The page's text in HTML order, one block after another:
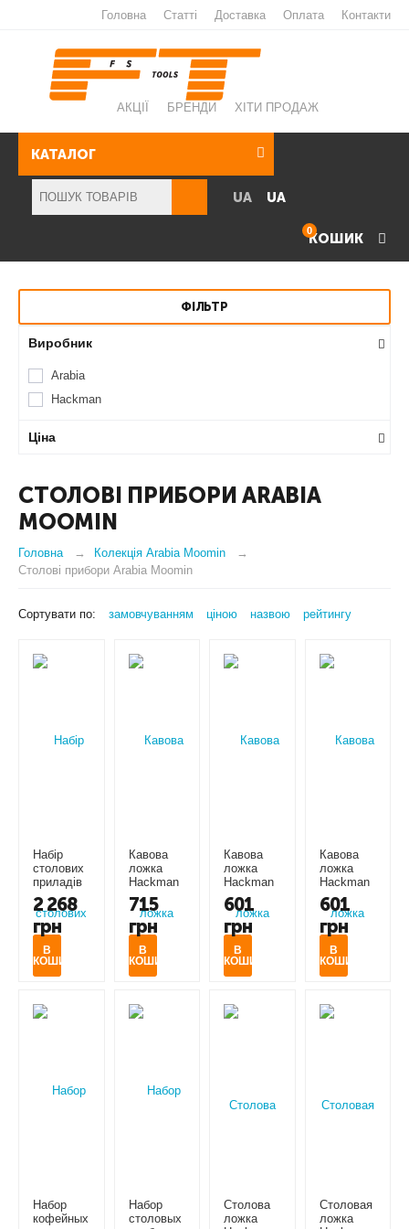
Головна Статті Доставка Оплата Контакти
АКЦІЇ БРЕНДИ ХІТИ ПРОДАЖ
КАТАЛОГ
UA UA
0КОШИК
ФІЛЬТР
Виробник
Arabia
Hackman
Ціна
СТОЛОВІ ПРИБОРИ ARABIA
MOOMIN
Головна
Колекція Arabia Moomin
Столові прибори Arabia Moomin
Сортувати по: замовчуванням ціною назвою рейтингу
Набір
столових
приладів
Hackman
Moomin
Friends
Forever
(1076306)
2 268
грн
В
КОШИК
Кавова
ложка
Hackman
Moomin
Hugging
(1076305)
715
грн
В
КОШИК
Кавова
ложка
Hackman
Moomin
Snow
moonlight
(1061293)
601
грн
В
КОШИК
Кавова
ложка
Hackman
Moomin
Too-Ticky
(1061294)
601
грн
В
КОШИК
Набор
кофейных
Набор
столовых
Столова
ложка
Cтоловая
ложка